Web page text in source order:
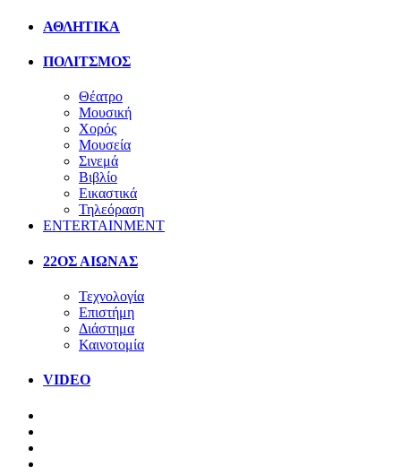
ΑΘΛΗΤΙΚΑ
ΠΟΛΙΤΣΜΟΣ
Θέατρο
Μουσική
Χορός
Μουσεία
Σινεμά
Βιβλίο
Εικαστικά
Τηλεόραση
ENTERTAINMENT
22ΟΣ ΑΙΩΝΑΣ
Τεχνολογία
Επιστήμη
Διάστημα
Καινοτομία
VIDEO